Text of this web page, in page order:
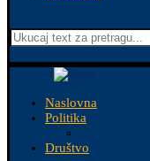
Naslovna
Politika
Društvo